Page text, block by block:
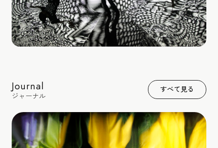
見過ごしていた日常の中の変化に、ふと気づく瞬間をつくりま
す。
Journal
ジャーナル
すべて見る